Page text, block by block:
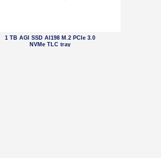
1 TB AGI SSD AI198 M.2 PCIe 3.0
NVMe TLC tray